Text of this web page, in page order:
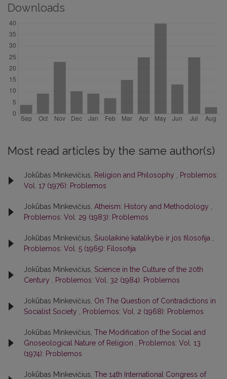
Downloads
Most read articles by the same author(s)
Jokūbas Minkevičius, Religion and Philosophy
Problemos:
Vol. 17 (1976): Problemos
Jokūbas Minkevičius, Atheism: History and Methodology
Problemos: Vol. 29 (1983): Problemos
Jokūbas Minkevičius, Šiuolaikinė katalikybė ir jos filosofija
Problemos: Vol. 5 (1965): Filosofija
Jokūbas Minkevičius, Science in the Culture of the 20th
Century
Problemos: Vol. 32 (1984): Problemos
Jokūbas Minkevičius, On The Question of Contradictions in
Socialist Society
Problemos: Vol. 2 (1968): Problemos
Jokūbas Minkevičius, The Modification of the Social and
Gnoseological Nature of Religion
Problemos: Vol. 13
(1974): Problemos
Jokūbas Minkevičius, The 14th International Congress of